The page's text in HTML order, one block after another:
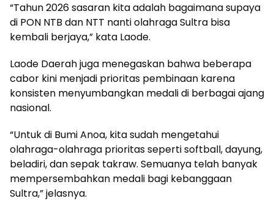
“Tahun 2026 sasaran kita adalah bagaimana supaya
di PON NTB dan NTT nanti olahraga Sultra bisa
kembali berjaya,” kata Laode.
Laode Daerah juga menegaskan bahwa beberapa
cabor kini menjadi prioritas pembinaan karena
konsisten menyumbangkan medali di berbagai ajang
nasional.
“Untuk di Bumi Anoa, kita sudah mengetahui
olahraga-olahraga prioritas seperti softball, dayung,
beladiri, dan sepak takraw. Semuanya telah banyak
mempersembahkan medali bagi kebanggaan
Sultra,” jelasnya.